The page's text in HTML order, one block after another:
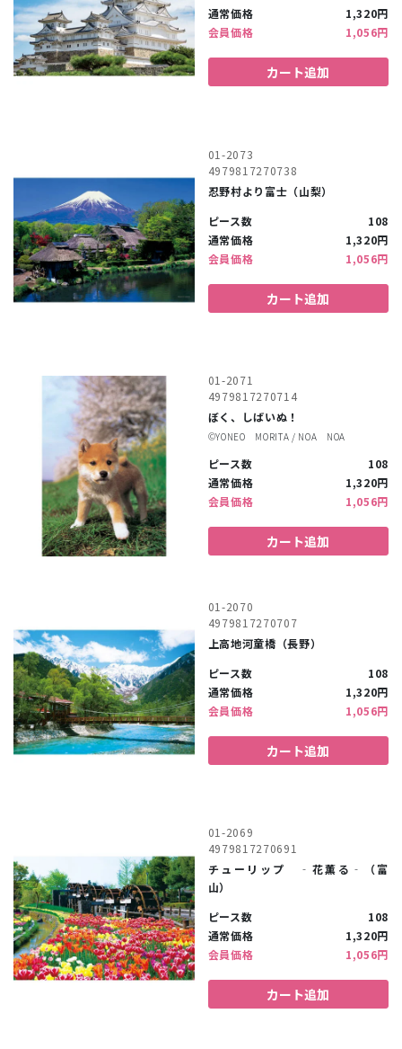
通常価格
1,320円
会員価格
1,056円
カート追加
01-2073
4979817270738
忍野村より富士（山梨）
ピース数
108
通常価格
1,320円
会員価格
1,056円
カート追加
01-2071
4979817270714
ぼく、しばいぬ！
©︎YONEO MORITA / NOA NOA
ピース数
108
通常価格
1,320円
会員価格
1,056円
カート追加
01-2070
4979817270707
上高地河童橋（長野）
ピース数
108
通常価格
1,320円
会員価格
1,056円
カート追加
01-2069
4979817270691
チューリップ ‐花薫る‐（富
山）
ピース数
108
通常価格
1,320円
会員価格
1,056円
カート追加